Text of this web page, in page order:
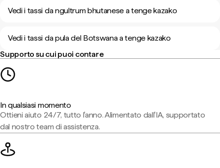
Vedi i tassi da ngultrum bhutanese a tenge kazako
Vedi i tassi da pula del Botswana a tenge kazako
Supporto su cui puoi contare
In qualsiasi momento
Ottieni aiuto 24/7, tutto l'anno. Alimentato dall'IA, supportato
dal nostro team di assistenza.